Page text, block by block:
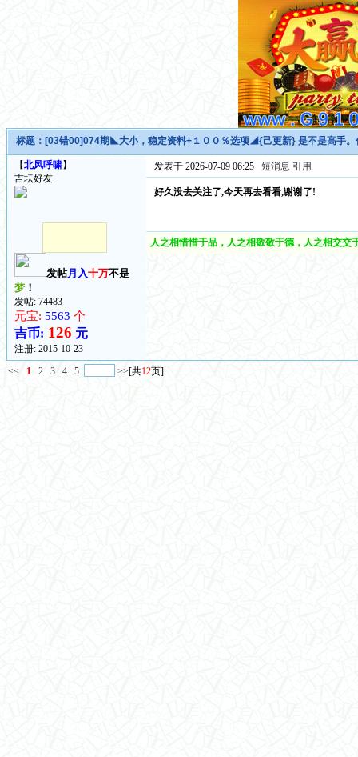
标题： [03错00]074期◣大小，稳定资料+１００％选项◢{己更新} 是不是高手。
【北风呼啸】
吉坛好友
发帖月入十万不是
梦！
发帖: 74483
元宝: 5563 个
吉币: 126 元
注册: 2015-10-23
发表于 2026-07-09 06:25 短消息 引用
好久没去关注了,今天再去看看,谢谢了!
人之相惜惜于品，人之相敬敬于德，人之相交
<< 1 2 3 4 5 >>[共12页]